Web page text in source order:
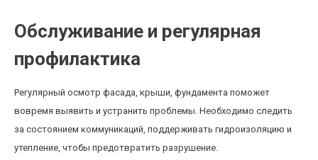
Обслуживание и регулярная
профилактика
Регулярный осмотр фасада, крыши, фундамента поможет
вовремя выявить и устранить проблемы. Необходимо следить
за состоянием коммуникаций, поддерживать гидроизоляцию и
утепление, чтобы предотвратить разрушение.